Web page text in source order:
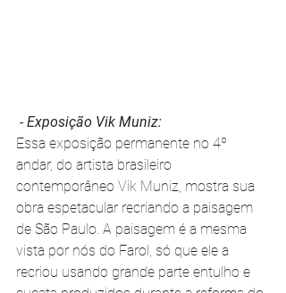
- Exposição Vik Muniz:
Essa exposição permanente no 4º
andar, do artista brasileiro
contemporâneo Vik Muniz, mostra sua
obra espetacular recriando a paisagem
de São Paulo. A paisagem é a mesma
vista por nós do Farol, só que ele a
recriou usando grande parte entulho e